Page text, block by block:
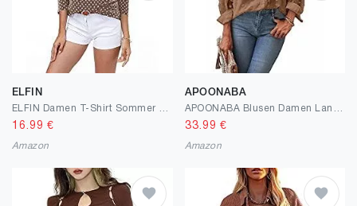
ELFIN
16.99 €
Amazon
APOONABA
33.99 €
Amazon